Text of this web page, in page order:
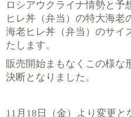
ロシアウクライナ情勢と予
ヒレ丼（弁当）の特大海老
海老ヒレ丼（弁当）のサイ
たします。
販売開始まもなくこの様な
決断となりました。
11 月 18 日（金）より変更と